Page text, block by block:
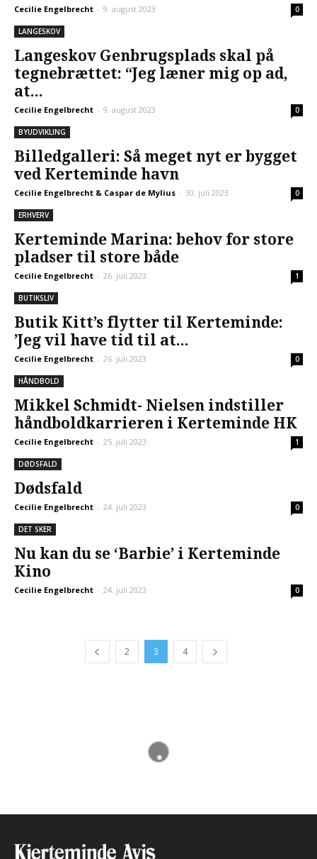
Cecilie Engelbrecht - 9. august 2023 0
LANGESKOV
Langeskov Genbrugsplads skal på
tegnebrættet: “Jeg læner mig op ad,
at...
Cecilie Engelbrecht - 9. august 2023 0
BYUDVIKLING
Billedgalleri: Så meget nyt er bygget
ved Kerteminde havn
Cecilie Engelbrecht & Caspar de Mylius - 30. juli 2023 0
ERHVERV
Kerteminde Marina: behov for store
pladser til store både
Cecilie Engelbrecht - 26. juli 2023 1
BUTIKSLIV
Butik Kitt’s flytter til Kerteminde:
’Jeg vil have tid til at...
Cecilie Engelbrecht - 26. juli 2023 0
HÅNDBOLD
Mikkel Schmidt- Nielsen indstiller
håndboldkarrieren i Kerteminde HK
Cecilie Engelbrecht - 25. juli 2023 1
DØDSFALD
Dødsfald
Cecilie Engelbrecht - 24. juli 2023 0
DET SKER
Nu kan du se ‘Barbie’ i Kerteminde
Kino
Cecilie Engelbrecht - 24. juli 2023 0
2 3 4